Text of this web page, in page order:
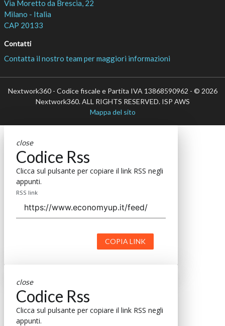
Via Moretto da Brescia, 22
Milano - Italia
CAP 20133
Contatti
Contatta il nostro team per maggiori informazioni
Nextwork360 - Codice fiscale e Partita IVA 13868590962 - © 2026
Nextwork360. ALL RIGHTS RESERVED. ISP AWS
Mappa del sito
close
Codice Rss
Clicca sul pulsante per copiare il link RSS negli
appunti.
RSS link
COPIA LINK
close
Codice Rss
Clicca sul pulsante per copiare il link RSS negli
appunti.